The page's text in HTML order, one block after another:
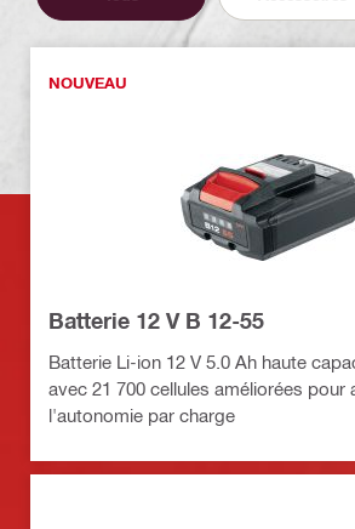
NOUVEAU
Batterie 12 V B 12-55
Batterie Li-ion 12 V 5.0 Ah haute
avec 21 700 cellules améliorées pour
l'autonomie par charge